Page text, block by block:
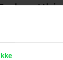
(1975).